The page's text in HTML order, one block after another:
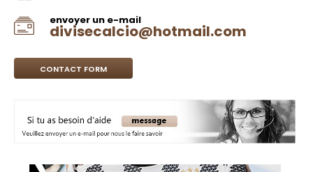
envoyer un e-mail
divisecalcio@hotmail.com
CONTACT FORM